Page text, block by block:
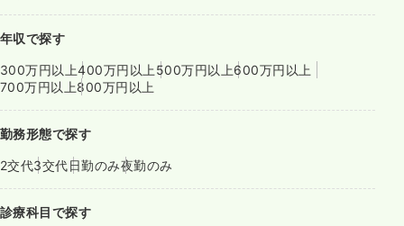
年収で探す
300万円以上400万円以上 500万円以上600万円以上
700万円以上800万円以上
勤務形態で探す
2交代3交代日勤のみ夜勤のみ
診療科目で探す